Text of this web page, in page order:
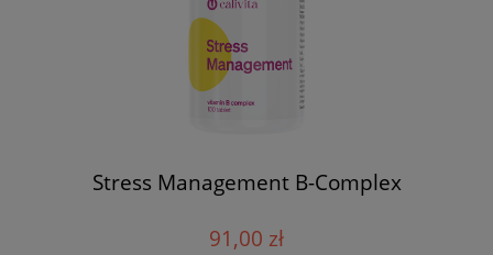
Stress Management B-Complex
91,00 zł